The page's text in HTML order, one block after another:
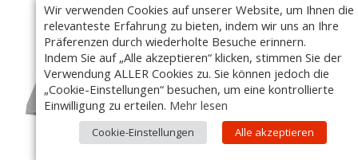
Wir verwenden Cookies auf unserer Website, um Ihnen die
relevanteste Erfahrung zu bieten, indem wir uns an Ihre
Präferenzen durch wiederholte Besuche erinnern.
Indem Sie auf „Alle akzeptieren“ klicken, stimmen Sie der
Verwendung ALLER Cookies zu. Sie können jedoch die
„Cookie-Einstellungen“ besuchen, um eine kontrollierte
Einwilligung zu erteilen. Mehr lesen
Cookie-Einstellungen Alle akzeptieren